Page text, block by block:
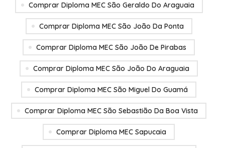
Comprar Diploma MEC São Geraldo Do Araguaia
Comprar Diploma MEC São João Da Ponta
Comprar Diploma MEC São João De Pirabas
Comprar Diploma MEC São João Do Araguaia
Comprar Diploma MEC São Miguel Do Guamá
Comprar Diploma MEC São Sebastião Da Boa Vista
Comprar Diploma MEC Sapucaia